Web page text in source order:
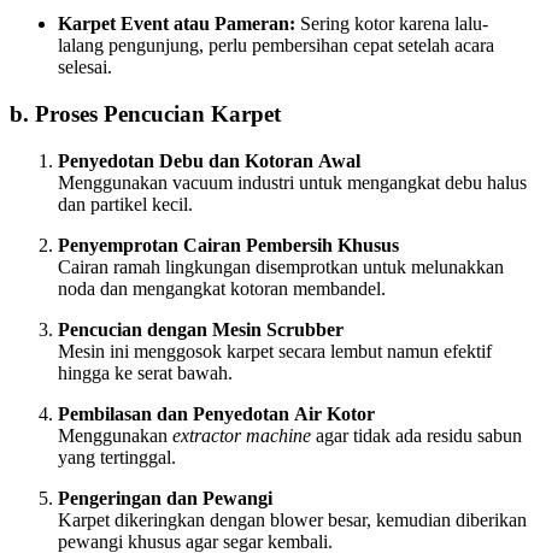
Karpet Event atau Pameran: Sering kotor karena lalu-
lalang pengunjung, perlu pembersihan cepat setelah acara
selesai.
b. Proses Pencucian Karpet
Penyedotan Debu dan Kotoran Awal
Menggunakan vacuum industri untuk mengangkat debu halus
dan partikel kecil.
Penyemprotan Cairan Pembersih Khusus
Cairan ramah lingkungan disemprotkan untuk melunakkan
noda dan mengangkat kotoran membandel.
Pencucian dengan Mesin Scrubber
Mesin ini menggosok karpet secara lembut namun efektif
hingga ke serat bawah.
Pembilasan dan Penyedotan Air Kotor
Menggunakan extractor machine agar tidak ada residu sabun
yang tertinggal.
Pengeringan dan Pewangi
Karpet dikeringkan dengan blower besar, kemudian diberikan
pewangi khusus agar segar kembali.